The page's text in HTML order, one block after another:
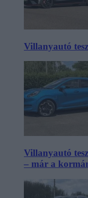
Villanyautó
Villanyautó
– már a